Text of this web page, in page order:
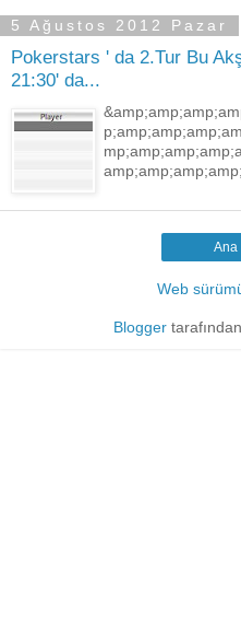
5 Ağustos 2012 Pazar
Pokerstars ' da 2.Tur Bu
21:30' da...
Ana
Web
Blogger